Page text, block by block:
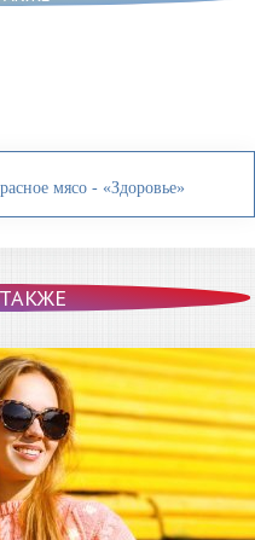
мясо - «Здоровье»